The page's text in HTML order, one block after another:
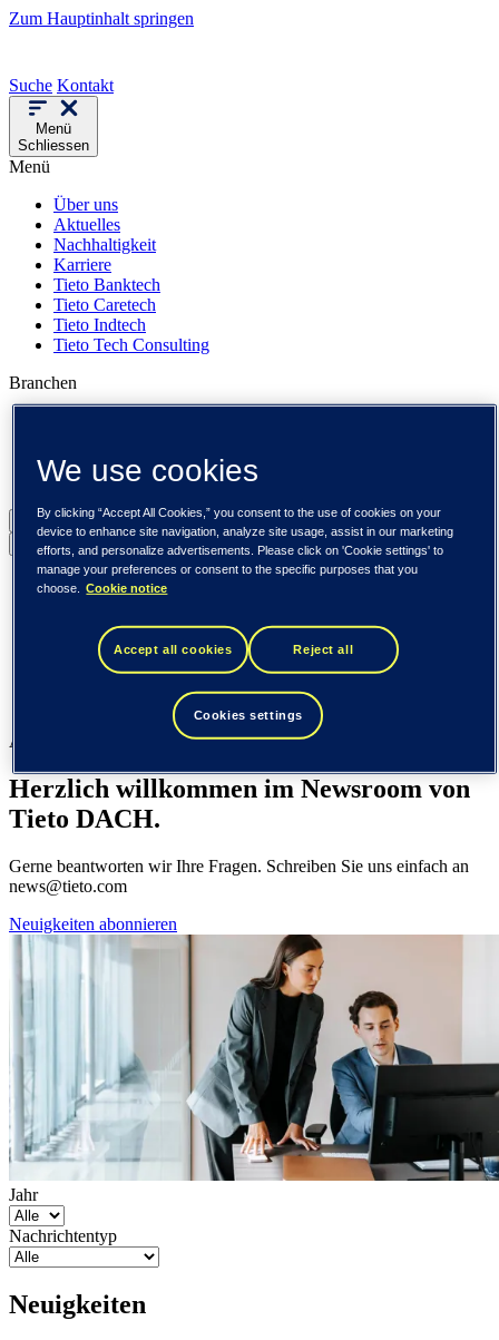
Zum Hauptinhalt springen
Suche Kontakt
Menü
Schliessen
Menü
Über uns
Aktuelles
Nachhaltigkeit
Karriere
Tieto Banktech
Tieto Caretech
Tieto Indtech
Tieto Tech Consulting
Branchen
Insights
Medienbibliothek
DACH (Deutsch)
Zurück zum Menü
Global (English)
Spanien / Iberien (español)
Schweden (svenska)
Norwegen (norsk)
Vereinigte Staaten (English)
Aktuelles
Herzlich willkommen im Newsroom von
Tieto DACH.
Gerne beantworten wir Ihre Fragen. Schreiben Sie uns einfach an
news@tieto.com
Neuigkeiten abonnieren
Jahr
Nachrichtentyp
Neuigkeiten
We use cookies
By clicking “Accept All Cookies,” you consent to the use of cookies on your
device to enhance site navigation, analyze site usage, assist in our marketing
efforts, and personalize advertisements. Please click on 'Cookie settings' to
manage your preferences or consent to the specific purposes that you
choose. Cookie notice
Accept all cookies Reject all
Cookies settings